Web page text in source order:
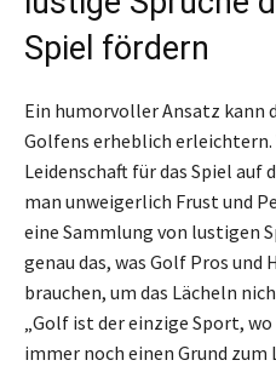
Spiel fördern
Ein humorvoller Ansatz kann
Golfens erheblich erleichtern.
Leidenschaft für das Spiel auf
man unweigerlich Frust und
eine Sammlung von lustigen
genau das, was Golf Pros
brauchen, um das Lächeln
„Golf ist der einzige Sport,
immer noch einen Grund zum